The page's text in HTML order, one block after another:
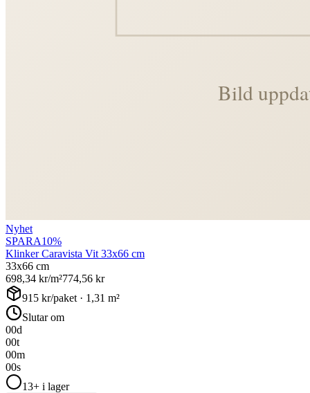
Nyhet
SPARA10%
Klinker Caravista Vit 33x66 cm
33x66 cm
698,34 kr/m²774,56 kr
915 kr/paket · 1,31 m²
Slutar om
00d
00t
00m
00s
13+ i lager